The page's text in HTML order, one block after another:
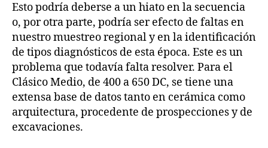
Esto podría deberse a un hiato en la secuencia
o, por otra parte, podría ser efecto de faltas en
nuestro muestreo regional y en la identificación
de tipos diagnósticos de esta época. Este es un
problema que todavía falta resolver. Para el
Clásico Medio, de 400 a 650 DC, se tiene una
extensa base de datos tanto en cerámica como
arquitectura, procedente de prospecciones y de
excavaciones.